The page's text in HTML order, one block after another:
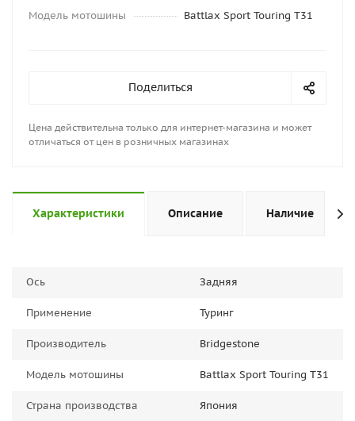
Модель мотошины
Battlax Sport Touring T31
Поделиться
Цена действительна только для интернет-магазина и может
отличаться от цен в розничных магазинах
Характеристики Описание Наличие
Ось Задняя
Применение Туринг
Производитель Bridgestone
Модель мотошины Battlax Sport Touring T31
Страна производства Япония